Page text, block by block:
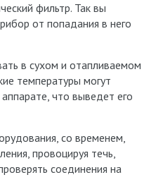
фильтр. Так вы
от попадания в него
в сухом и отапливаемом
температуры могут
что выведет его
со временем,
провоцируя течь,
соединения на